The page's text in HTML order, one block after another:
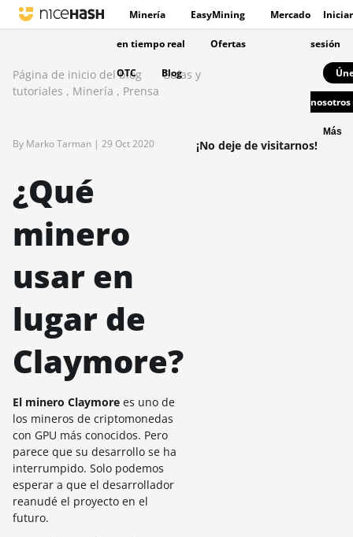
Minería EasyMining Mercado
en tiempo real Ofertas
OTC Blog
Iniciar
sesión
nosotros
Más
Página de inicio del blog
Guías y
tutoriales , Minería , Prensa
By Marko Tarman | 29 Oct 2020
¿Qué
minero
usar en
lugar de
Claymore?
El minero Claymore es uno de
los mineros de criptomonedas
con GPU más conocidos. Pero
parece que su desarrollo se ha
interrumpido. Solo podemos
esperar a que el desarrollador
reanudé el proyecto en el
futuro.
¡No deje de visitarnos!